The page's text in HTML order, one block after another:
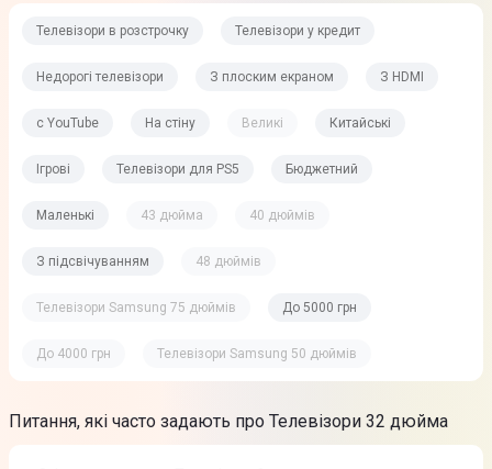
Телевізори в розстрочку Телевізори у кредит
Недорогі телевізори З плоским екраном З HDMI
c YouTube На стіну Великі Китайські
Ігрові Телевізори для PS5 Бюджетний
Маленькі 43 дюйма 40 дюймів
З підсвічуванням 48 дюймів
Телевізори Samsung 75 дюймів До 5000 грн
До 4000 грн Телевізори Samsung 50 дюймів
Питання, які часто задають про Телевізори 32 дюйма